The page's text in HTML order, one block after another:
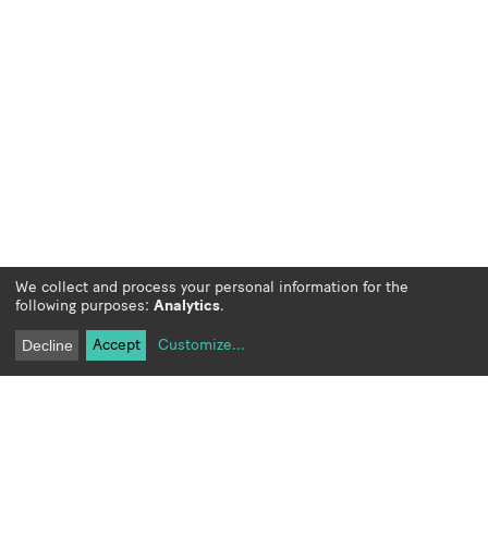
We collect and process your personal information for the
following purposes: Analytics.
Decline Accept Customize...